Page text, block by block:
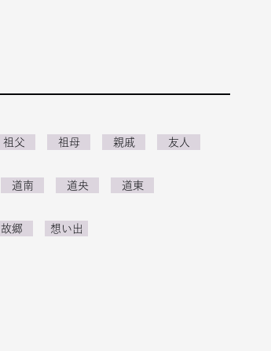
祖父 祖母 親戚 友人
道南 道央 道東
故郷 想い出